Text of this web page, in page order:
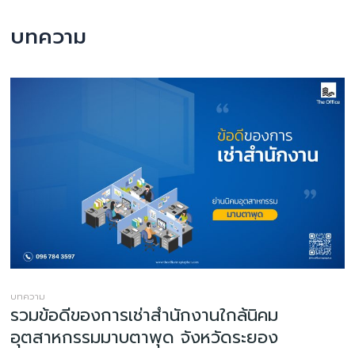
บทความ
บทความ
รวมข้อดีของการเช่าสำนักงานใกล้นิคม
อุตสาหกรรมมาบตาพุด จังหวัดระยอง